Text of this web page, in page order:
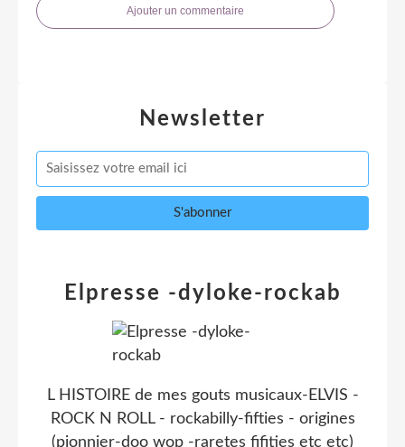
Ajouter un commentaire
Newsletter
Elpresse -dyloke-rockab
L HISTOIRE de mes gouts musicaux-ELVIS -
ROCK N ROLL - rockabilly-fifties - origines
(pionnier-doo wop -raretes fifities etc etc)